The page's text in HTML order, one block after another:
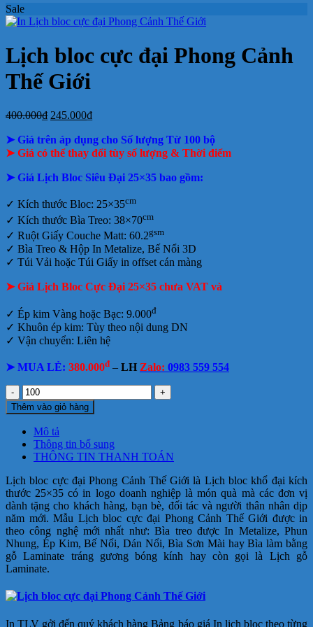
tại
nay
tại
giá
Treo
Tường
giá
Bloc
Khổ
Mẫu
TLV
ở
Bloc
đẹp
luận
Bảng
giá
Sale
Lịch bloc cực đại Phong Cảnh
Thế Giới
400.000₫ Giá
là:
400.000₫.
245.000₫Giá
tại
là:
➤ Giá trên áp dụng cho Số lượng Từ 100 bộ
➤ Giá có thể thay đổi tùy số lượng & Thời điểm
➤ Giá Lịch Bloc Siêu Đại 25×35 bao gồm:
✓ Kích thước Bloc: 25×35cm
✓ Kích thước Bìa Treo: 38×70cm
✓ Ruột Giấy Couche Matt: 60.2gsm
✓ Bìa Treo & Hộp In Metalize, Bế Nổi 3D
✓ Túi Vải hoặc Túi Giấy in offset cán màng
➤ Giá Lịch Bloc Cực Đại 25×35 chưa VAT và
✓ Ép kim Vàng hoặc Bạc: 9.000đ
✓ Khuôn ép kim: Tùy theo nội dung DN
✓ Vận chuyển: Liên hệ
➤ MUA LẺ: 380.000đ – LH Zalo: 0983 559 554
Lịch
bloc
cực
đại
Phong
Cảnh
Thế
Giới
số
lượng
Thêm vào giỏ hàng
Mô tả
Thông tin bổ sung
THÔNG TIN THANH TOÁN
Lịch bloc cực đại Phong Cảnh Thế Giới là Lịch bloc khổ đại kích
thước 25×35 có in logo doanh nghiệp là món quà mà các đơn vị
dành tặng cho khách hàng, bạn bè, đối tác và người thân nhân dịp
năm mới. Mẫu Lịch bloc cực đại Phong Cảnh Thế Giới được in
theo công nghệ mới nhất như: Bìa treo được In Metalize, Phun
Nhung, Ép Kim, Bế Nổi, Dán Nổi, Bìa Sơn Mài hay Bìa làm bằng
gỗ Laminate tráng gương bóng kính hay còn gọi là Lịch gỗ
Laminate.
In TLV gởi đến quý khách hàng Bảng báo giá In lịch bloc theo từng